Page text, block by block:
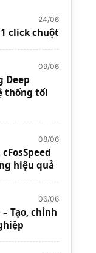
24/06
click chuột
09/06
Deep
thống tối
08/06
hiệu quả
06/06
Tạo, chỉnh